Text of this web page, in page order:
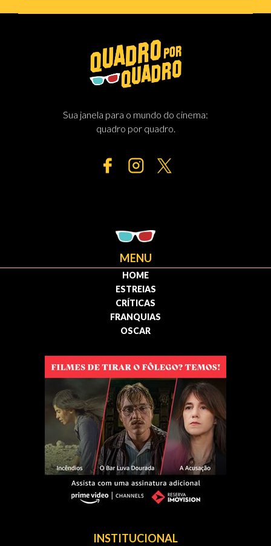
Sua janela para o mundo do cinema:
quadro por quadro.
MENU
HOME
ESTREIAS
CRÍTICAS
FRANQUIAS
OSCAR
INSTITUCIONAL